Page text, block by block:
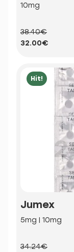
10mg
38.40€
32.00€
Hit!
Jumex
5mg | 10mg
34.24€